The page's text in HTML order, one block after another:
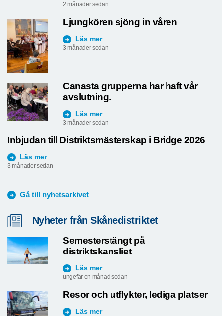
2 månader sedan
Ljungkören sjöng in våren
Läs mer
3 månader sedan
Canasta grupperna har haft vår
avslutning.
Läs mer
3 månader sedan
Inbjudan till Distriktsmästerskap i Bridge 2026
Läs mer
3 månader sedan
Gå till nyhetsarkivet
Nyheter från Skånedistriktet
Semesterstängt på
distriktskansliet
Läs mer
ungefär en månad sedan
Resor och utflykter, lediga platser
Läs mer